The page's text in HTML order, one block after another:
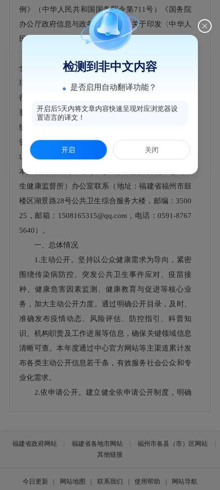
例》（中华人民共和国国务院令第711号）《国务院
办公厅政府信息与政务公开办公室关于印发〈中华人
民共和国政府信息公开工作年度报告格式〉的通知》
（国办公开办函〔2021〕30号）有关规定编制。报告
全文由“总体情况”“主动公开政府信息情况”“收到和处
理政府信息公开申请情况”“政府信息公开行政复议、
行政诉讼情况”“存在的主要问题及改进情况”“其他需
要报告的事项”六个部分组成。本报告中所列数据的
统计时限为2025年1月1日至2025年12月31日。本报
告在“福州市鼓楼区人民政府门户网站”（http://www.g
l.gov.cn）公布，并报送鼓楼区档案馆，欢迎查阅。对
本报告如有疑问，可与鼓楼区疾病预防控制中心（卫
生健康监督所）办公室联系（地址：福建省福州市鼓
楼区湖景路28号公共卫生综合服务大楼，邮编：3500
25，邮箱：1508165315@qq.com，电话：0591-8767
5640）。
一、总体情况
1.主动公开。坚持以公众健康需求为导向，紧密
围绕传染病防控、突发公共卫生事件应对、疫苗接
种、健康危害因素监测、健康教育与促进等核心业
务，加大主动公开力度。通过明确公开目录，及时、
准确发布疫情动态、风险评估、防控指引、科普知
识、机构职责及工作进展等信息，确保关键领域信息
清晰可查。本年度通过中心官方网站等主渠道累计发
布各类主动公开信息若干条，有效服务社会公众和专
业化需求。
2.依申请公开。建立健全依申请公开制度，明确
份申请，确保在规定时限内予以答复。今年，鼓楼区
赋予的获取信息权利。
福建省政府网站 福建省各地市网站
福州市各县（市）区网站
其他链接
今日更新 | 网站地图 | 联系我们 | 使用帮助 | 网站导航
检测到非中文内容
是否启用自动翻译功能？
开启后5天内将文章内容快速呈现对应浏览器设
置语言的译文！
开启 关闭